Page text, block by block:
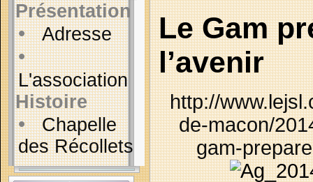
Présentation
•Adresse
•
L'association
Histoire
•Chapelle
des Récollets
Le Gam
l’avenir
http://
de-macon/
gam-